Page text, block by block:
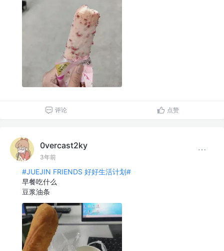
评论 点赞
0vercast2ky
3年前
#JUEJIN FRIENDS 好好生活计划#
早餐吃什么
豆浆油条